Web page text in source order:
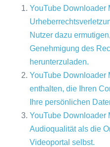
YouTube Downloader
Nutzer dazu
Genehmigung des
herunterzuladen.
YouTube Downloader
enthalten, die Ihren
Ihre persönlichen
YouTube Downloader
Audioqualität als die
Videoportal selbst.